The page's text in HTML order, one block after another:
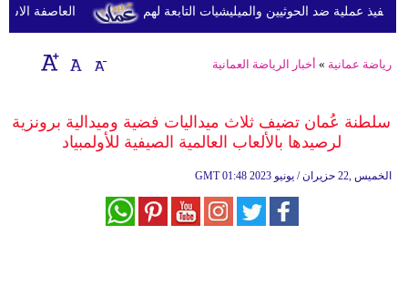
ثقافة
إقتصاد
وموسيقى
العاصفة عملية ضد الحوثيين والميليشيات التابعة لهم
رياضة عمانية » أخبار الرياضة العمانية
سلطنة عُمان تضيف ثلاث ميداليات فضية وميدالية برونزية
لرصيدها بالألعاب العالمية الصيفية للأولمبياد
GMT 01:48 2023 الخميس ,22 حزيران / يونيو